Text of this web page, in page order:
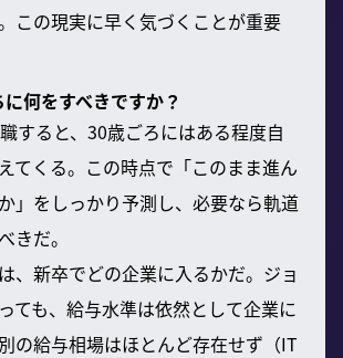
この現実に早く気づくことが重要
何をすべきですか？
すると、30歳ごろにはある程度自
てくる。この時点で「このまま進ん
」をしっかり予測し、必要なら軌道
きだ。
、新卒でどの企業に入るかだ。ジョ
ても、給与水準は依然として企業に
の給与相場はほとんど存在せず（IT